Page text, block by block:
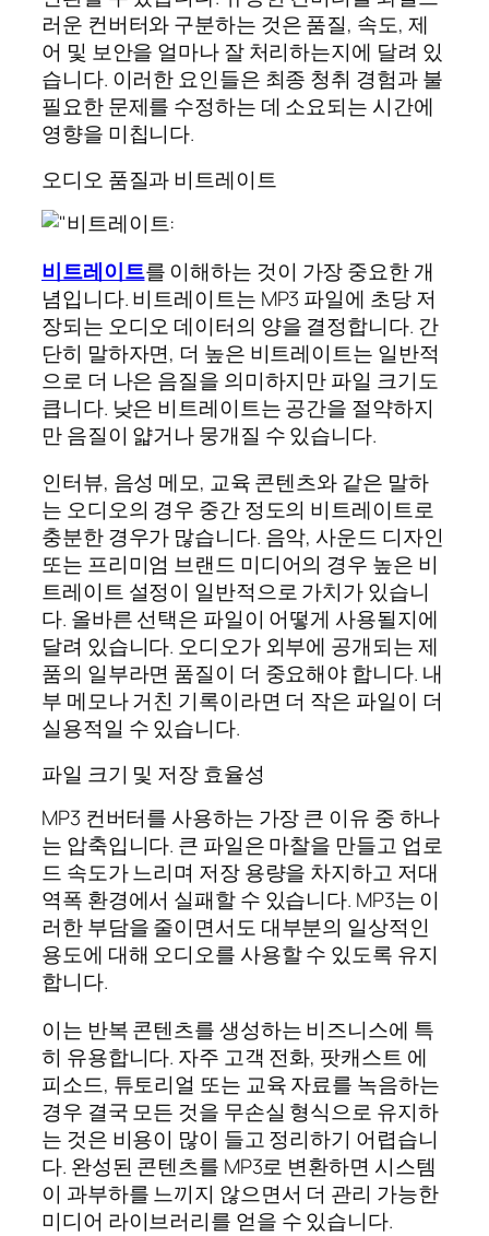
러운 컨버터와 구분하는 것은 품질, 속도, 제
어 및 보안을 얼마나 잘 처리하는지에 달려 있
습니다. 이러한 요인들은 최종 청취 경험과 불
필요한 문제를 수정하는 데 소요되는 시간에
영향을 미칩니다.
오디오 품질과 비트레이트
비트레이트를 이해하는 것이 가장 중요한 개
념입니다. 비트레이트는 MP3 파일에 초당 저
장되는 오디오 데이터의 양을 결정합니다. 간
단히 말하자면, 더 높은 비트레이트는 일반적
으로 더 나은 음질을 의미하지만 파일 크기도
큽니다. 낮은 비트레이트는 공간을 절약하지
만 음질이 얇거나 뭉개질 수 있습니다.
인터뷰, 음성 메모, 교육 콘텐츠와 같은 말하
는 오디오의 경우 중간 정도의 비트레이트로
충분한 경우가 많습니다. 음악, 사운드 디자인
또는 프리미엄 브랜드 미디어의 경우 높은 비
트레이트 설정이 일반적으로 가치가 있습니
다. 올바른 선택은 파일이 어떻게 사용될지에
달려 있습니다. 오디오가 외부에 공개되는 제
품의 일부라면 품질이 더 중요해야 합니다. 내
부 메모나 거친 기록이라면 더 작은 파일이 더
실용적일 수 있습니다.
파일 크기 및 저장 효율성
MP3 컨버터를 사용하는 가장 큰 이유 중 하나
는 압축입니다. 큰 파일은 마찰을 만들고 업로
드 속도가 느리며 저장 용량을 차지하고 저대
역폭 환경에서 실패할 수 있습니다. MP3는 이
러한 부담을 줄이면서도 대부분의 일상적인
용도에 대해 오디오를 사용할 수 있도록 유지
합니다.
이는 반복 콘텐츠를 생성하는 비즈니스에 특
히 유용합니다. 자주 고객 전화, 팟캐스트 에
피소드, 튜토리얼 또는 교육 자료를 녹음하는
경우 결국 모든 것을 무손실 형식으로 유지하
는 것은 비용이 많이 들고 정리하기 어렵습니
다. 완성된 콘텐츠를 MP3로 변환하면 시스템
이 과부하를 느끼지 않으면서 더 관리 가능한
미디어 라이브러리를 얻을 수 있습니다.